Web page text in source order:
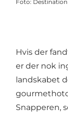
Foto:
Hvis der
er der nok
landskabet
Snapperen,